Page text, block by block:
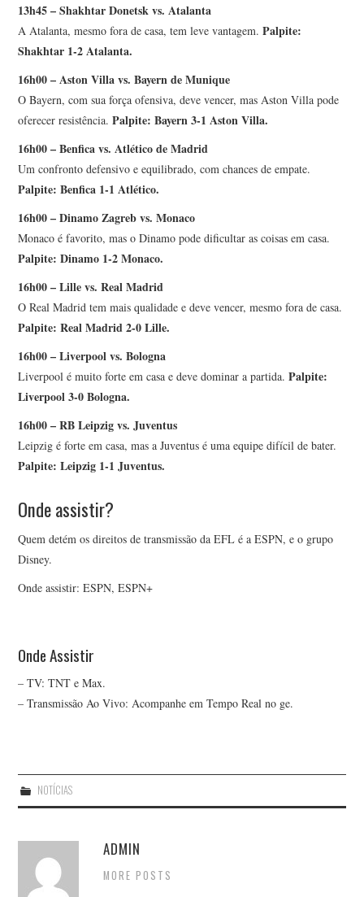
13h45 – Shakhtar Donetsk vs. Atalanta
A Atalanta, mesmo fora de casa, tem leve vantagem.Palpite:
Shakhtar 1-2 Atalanta.
16h00 – Aston Villa vs. Bayern de Munique
O Bayern, com sua força ofensiva, deve vencer, mas Aston Villa pode
oferecer resistência.Palpite: Bayern 3-1 Aston Villa.
16h00 – Benfica vs. Atlético de Madrid
Um confronto defensivo e equilibrado, com chances de empate.
Palpite: Benfica 1-1 Atlético.
16h00 – Dinamo Zagreb vs. Monaco
Monaco é favorito, mas o Dinamo pode dificultar as coisas em casa.
Palpite: Dinamo 1-2 Monaco.
16h00 – Lille vs. Real Madrid
O Real Madrid tem mais qualidade e deve vencer, mesmo fora de casa.
Palpite: Real Madrid 2-0 Lille.
16h00 – Liverpool vs. Bologna
Liverpool é muito forte em casa e deve dominar a partida.Palpite:
Liverpool 3-0 Bologna.
16h00 – RB Leipzig vs. Juventus
Leipzig é forte em casa, mas a Juventus é uma equipe difícil de bater.
Palpite: Leipzig 1-1 Juventus.
Onde assistir?
Quem detém os direitos de transmissão da EFL é a ESPN, e o grupo
Disney.
Onde assistir: ESPN, ESPN+
Onde Assistir
– TV: TNT e Max.
– Transmissão Ao Vivo: Acompanhe em Tempo Real no ge.
NOTÍCIAS
ADMIN
MORE POSTS